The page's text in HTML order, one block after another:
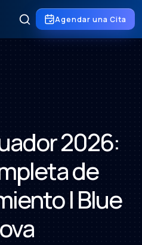
Agendar una Cita
2026:
de
| Blue